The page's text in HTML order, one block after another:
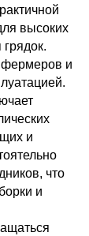
высоких
и
и
что
и